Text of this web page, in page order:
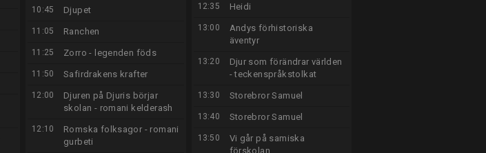
10:45 Djupet
11:05 Ranchen
11:25 Zorro - legenden föds
11:50 Safirdrakens krafter
12:00
Djuren på Djuris börjar
skolan - romani kelderash
12:10
Romska folksagor - romani
gurbeti
12:35 Heidi
13:00
Andys förhistoriska
äventyr
13:20
Djur som förändrar världen
- teckenspråkstolkat
13:30 Storebror Samuel
13:40 Storebror Samuel
13:50
Vi går på samiska
förskolan